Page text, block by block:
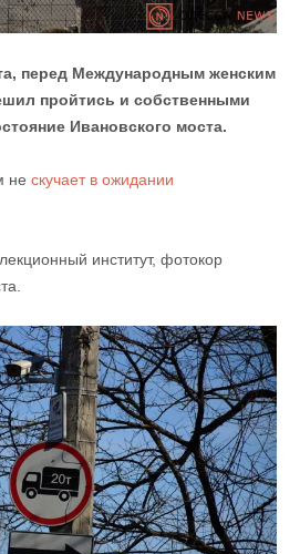
перед Международным женским
пройтись и собственными
Ивановского моста.
не скучает в ожидании
институт, фотокор